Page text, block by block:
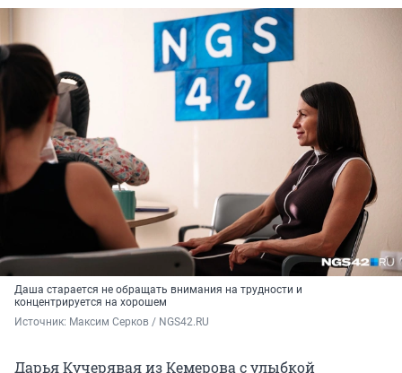
Даша старается не обращать внимания на трудности и
концентрируется на хорошем
Источник: Максим Серков / NGS42.RU
Дарья Кучерявая из Кемерова с улыбкой